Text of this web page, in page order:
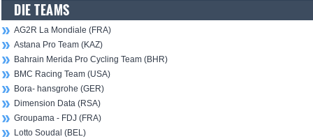
DIE TEAMS
AG2R La Mondiale (FRA)
Astana Pro Team (KAZ)
Bahrain Merida Pro Cycling Team (BHR)
BMC Racing Team (USA)
Bora- hansgrohe (GER)
Dimension Data (RSA)
Groupama - FDJ (FRA)
Lotto Soudal (BEL)